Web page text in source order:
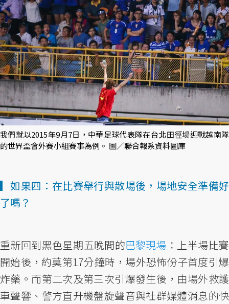
我們就以2015年9月7日，中華足球代表隊在台北田徑場迎戰越南隊
的世界盃會外賽小組賽事為例。 圖／聯合報系資料圖庫
▎如果四：在比賽舉行與散場後，場地安全準備好
了嗎？
重新回到黑色星期五晚間的巴黎現場 ：上半場比賽
開始後，約莫第17分鐘時，場外恐怖份子首度引爆
炸藥。而第二次及第三次引爆發生後，由場外救護
車聲響、警方直升機盤旋聲音與社群媒體消息的快